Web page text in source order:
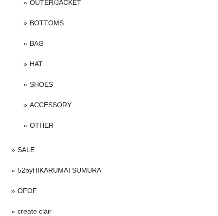
OUTER/JACKET
BOTTOMS
BAG
HAT
SHOES
ACCESSORY
OTHER
SALE
52byHIKARUMATSUMURA
OFOF
create clair